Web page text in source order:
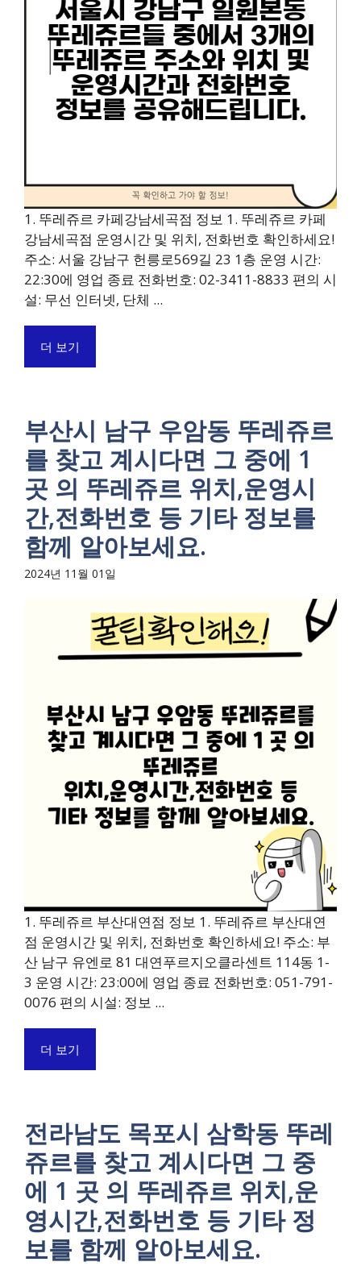
1. 뚜레쥬르 카페강남세곡점 정보 1. 뚜레쥬르 카페
강남세곡점 운영시간 및 위치, 전화번호 확인하세요!
주소: 서울 강남구 헌릉로569길 23 1층 운영 시간:
22:30에 영업 종료 전화번호: 02-3411-8833 편의 시
설: 무선 인터넷, 단체 ...
더 보기
부산시 남구 우암동 뚜레쥬르
를 찾고 계시다면 그 중에 1
곳 의 뚜레쥬르 위치,운영시
간,전화번호 등 기타 정보를
함께 알아보세요.
2024년 11월 01일
1. 뚜레쥬르 부산대연점 정보 1. 뚜레쥬르 부산대연
점 운영시간 및 위치, 전화번호 확인하세요! 주소: 부
산 남구 유엔로 81 대연푸르지오클라센트 114동 1-
3 운영 시간: 23:00에 영업 종료 전화번호: 051-791-
0076 편의 시설: 정보 ...
더 보기
전라남도 목포시 삼학동 뚜레
쥬르를 찾고 계시다면 그 중
에 1 곳 의 뚜레쥬르 위치,운
영시간,전화번호 등 기타 정
보를 함께 알아보세요.